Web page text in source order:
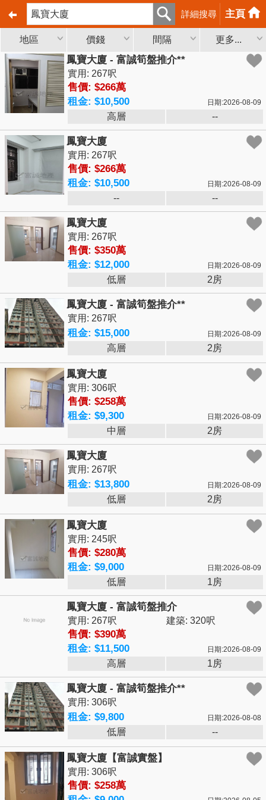
詳細搜尋 主頁
地區 價錢 間隔 更多...
鳳寶大廈 - 富誠筍盤推介**
實用: 267呎
售價: $266萬
租金: $10,500
日期:2026-08-09
高層 --
鳳寶大廈
實用: 267呎
售價: $266萬
租金: $10,500
日期:2026-08-09
-- --
鳳寶大廈
實用: 267呎
售價: $350萬
租金: $12,000
日期:2026-08-09
低層 2房
鳳寶大廈 - 富誠筍盤推介**
實用: 267呎
租金: $15,000 日期:2026-08-09
高層 2房
鳳寶大廈
實用: 306呎
售價: $258萬
租金: $9,300
日期:2026-08-09
中層 2房
鳳寶大廈
實用: 267呎
租金: $13,800 日期:2026-08-09
低層 2房
鳳寶大廈
實用: 245呎
售價: $280萬
租金: $9,000
日期:2026-08-09
低層 1房
鳳寶大廈 - 富誠筍盤推介
實用: 267呎 建築: 320呎
售價: $390萬
租金: $11,500
日期:2026-08-09
高層 1房
鳳寶大廈 - 富誠筍盤推介**
實用: 306呎
租金: $9,800 日期:2026-08-08
低層 --
鳳寶大廈【富誠實盤】
實用: 306呎
售價: $258萬